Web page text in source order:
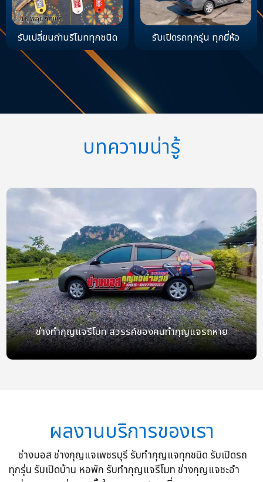
รับเปลี่ยนถ่านรีโมททุกชนิด รับเปิดรถทุกรุ่น ทุกยี่ห้อ
บทความน่ารู้
ช่างทำกุญแจรีโมท สวรรค์ของคนทำกุญแจรถหาย
ผลงานบริการของเรา
ช่างมอส ช่างกุญแจเพชรบุรี รับทำกุญแจทุกชนิด รับเปิดรถ
ทุกรุ่น รับเปิดบ้าน หอพัก รับทำกุญแจรีโมท ช่างกุญแจชะอำ